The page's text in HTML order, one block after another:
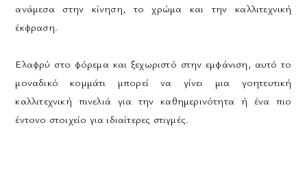
ανάμεσα στην κίνηση, το χρώμα και την καλλιτεχνική
έκφραση.
Ελαφρύ στο φόρεμα και ξεχωριστό στην εμφάνιση, αυτό το
μοναδικό κομμάτι μπορεί να γίνει μια γοητευτική
καλλιτεχνική πινελιά για την καθημερινότητα ή ένα πιο
έντονο στοιχείο για ιδιαίτερες στιγμές.